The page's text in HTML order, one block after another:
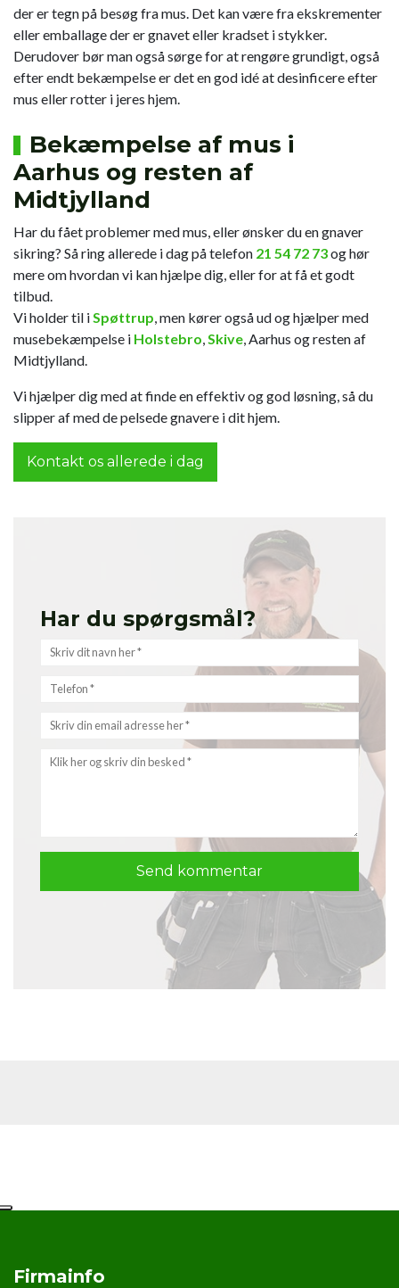
der er tegn på besøg fra mus. Det kan være fra ekskrementer
eller emballage der er gnavet eller kradset i stykker.
Derudover bør man også sørge for at rengøre grundigt, også
efter endt bekæmpelse er det en god idé at desinficere efter
mus eller rotter i jeres hjem.
Bekæmpelse af mus i
Aarhus og resten af
Midtjylland
Har du fået problemer med mus, eller ønsker du en gnaver
sikring? Så ring allerede i dag på telefon 21 54 72 73og hør
mere om hvordan vi kan hjælpe dig, eller for at få et godt
tilbud.
Vi holder til iSpøttrup, men kører også ud og hjælper med
musebekæmpelse i Holstebro,Skive, Aarhus og resten af
Midtjylland.
Vi hjælper dig med at finde en effektiv og god løsning, så du
slipper af med de pelsede gnavere i dit hjem.
Kontakt os allerede i dag
Har du spørgsmål?
Firmainfo